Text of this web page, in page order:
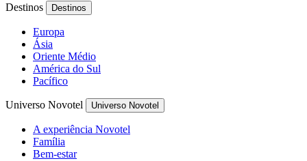
Destinos Destinos
Europa
Ásia
Oriente Médio
América do Sul
Pacífico
Universo Novotel Universo Novotel
A experiência Novotel
Família
Bem-estar